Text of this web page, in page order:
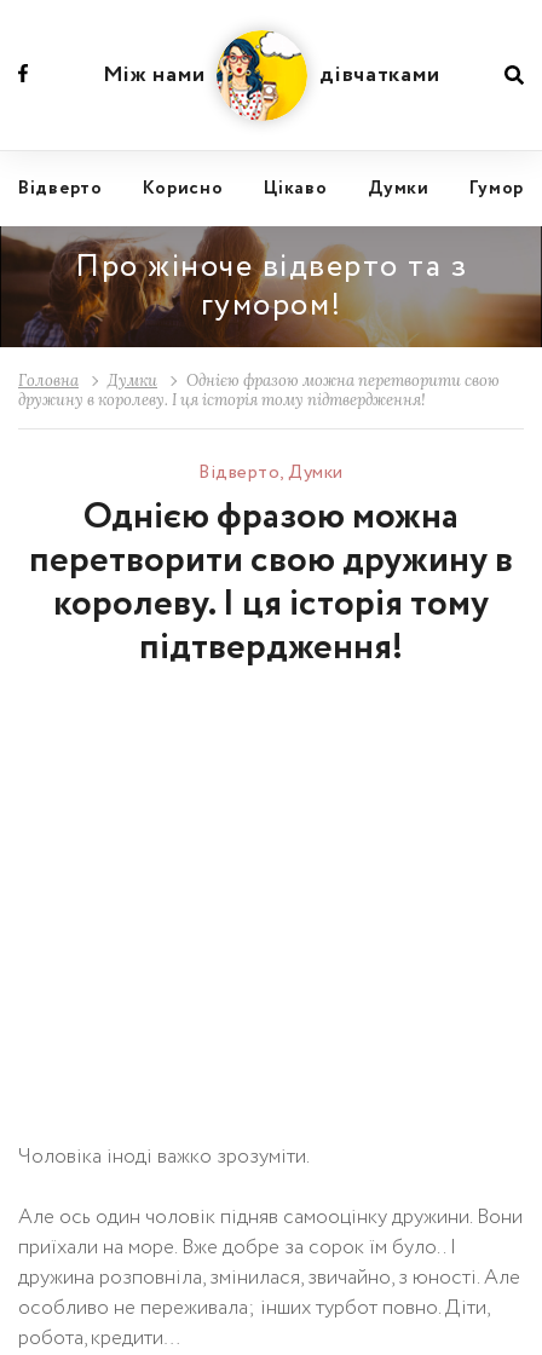
Відвертo Корисно Цікаво Думки Гумор
Між нами дівчатками
Про жіноче відверто та з
гумором!
Головна Думки
Однією фразою можна перетворити свою
дружину в королеву. І ця історія тому підтвердження!
Відвертo,Думки
Однією фразою можна
перетворити свою дружину в
королеву. І ця історія тому
підтвердження!
Чоловіка іноді важко зрозуміти.
Але ось один чоловік підняв самооцінку дружини. Вони
приїхали на море. Вже добре за сорок їм було.. І
дружина розповніла, змінилася, звичайно, з юності. Але
особливо не переживала; інших турбот повно. Діти,
робота, кредити…